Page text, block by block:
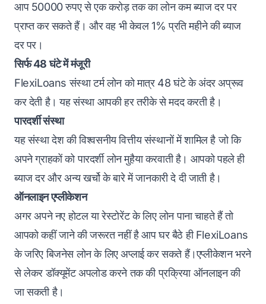
आप 50000 रुपए से एक करोड़ तक का लोन कम ब्याज दर पर
प्राप्त कर सकते हैं। और वह भी केवल 1% प्रति महीने की ब्याज
दर पर।
सिर्फ 48 घंटे में मंजूरी
FlexiLoans संस्था टर्म लोन को मात्र 48 घंटे के अंदर अप्रूव
कर देती है। यह संस्था आपकी हर तरीके से मदद करती है।
पारदर्शी संस्था
यह संस्था देश की विश्वसनीय वित्तीय संस्थानों में शामिल है जो कि
अपने ग्राहकों को पारदर्शी लोन मुहैया करवाती है। आपको पहले ही
ब्याज दर और अन्य खर्चो के बारे में जानकारी दे दी जाती है।
ऑनलाइन एप्लीकेशन
अगर अपने नए होटल या रेस्टोरेंट के लिए लोन पाना चाहते हैं तो
आपको कहीं जाने की जरूरत नहीं है आप घर बैठे ही FlexiLoans
के जरिए बिजनेस लोन के लिए अप्लाई कर सकते हैं।एप्लीकेशन भरने
से लेकर डॉक्यूमेंट अपलोड करने तक की प्रक्रिया ऑनलाइन की
जा सकती है।